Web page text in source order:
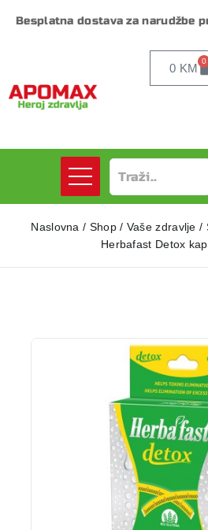
Besplatna dostava za narudžbe
0 KM
0
Naslovna / Shop / Vaše zdravlje /
Herbafast Detox